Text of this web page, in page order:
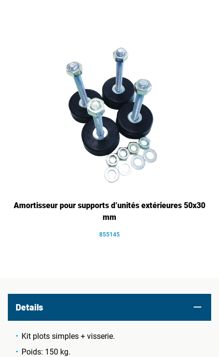
Amortisseur pour supports d’unités extérieures 50x30
mm
855145
Details
Kit plots simples + visserie.
Poids: 150 kg.